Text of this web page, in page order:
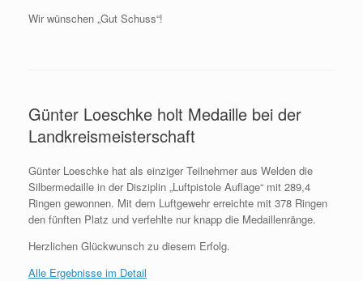
Wir wünschen „Gut Schuss“!
Günter Loeschke holt Medaille bei der
Landkreismeisterschaft
Günter Loeschke hat als einziger Teilnehmer aus Welden die
Silbermedaille in der Disziplin „Luftpistole Auflage“ mit 289,4
Ringen gewonnen. Mit dem Luftgewehr erreichte mit 378 Ringen
den fünften Platz und verfehlte nur knapp die Medaillenränge.
Herzlichen Glückwunsch zu diesem Erfolg.
Alle Ergebnisse im Detail